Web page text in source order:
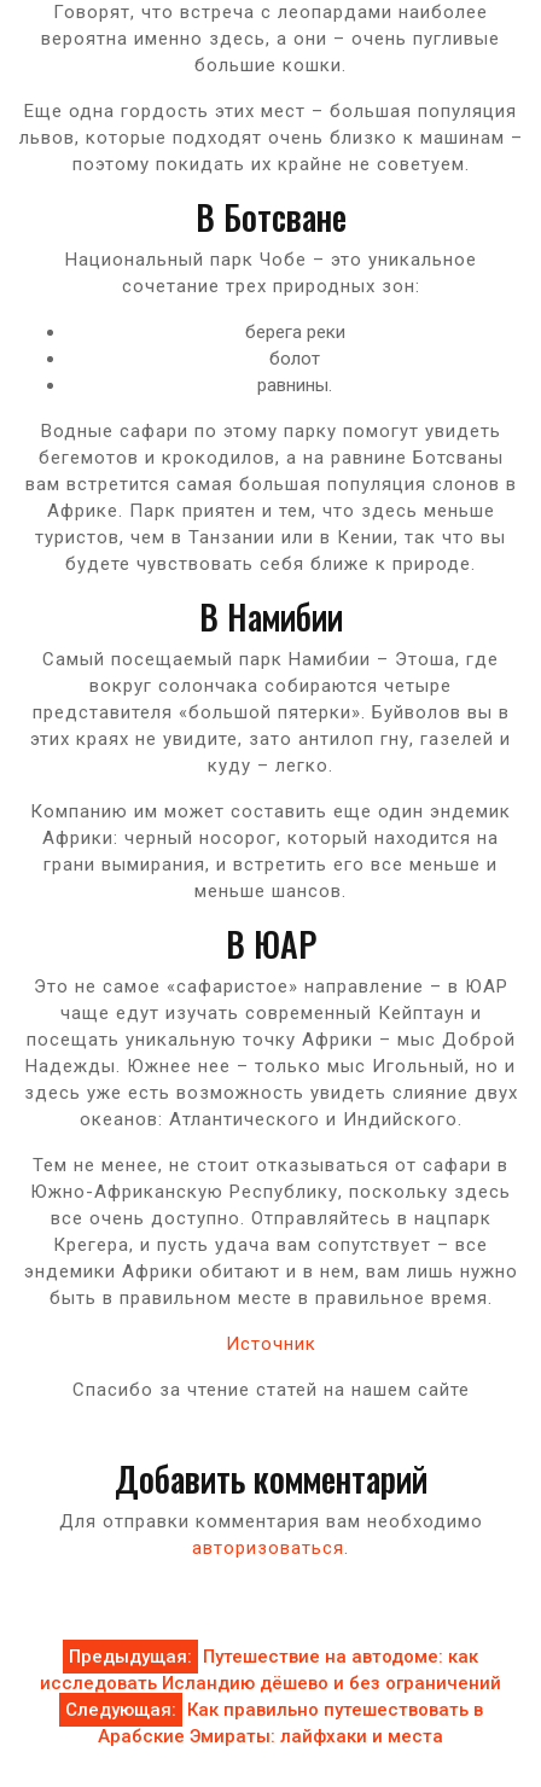
Говорят, что встреча с леопардами наиболее
вероятна именно здесь, а они – очень пугливые
большие кошки.
Еще одна гордость этих мест – большая популяция
львов, которые подходят очень близко к машинам –
поэтому покидать их крайне не советуем.
В Ботсване
Национальный парк Чобе – это уникальное
сочетание трех природных зон:
берега реки
болот
равнины.
Водные сафари по этому парку помогут увидеть
бегемотов и крокодилов, а на равнине Ботсваны
вам встретится самая большая популяция слонов в
Африке. Парк приятен и тем, что здесь меньше
туристов, чем в Танзании или в Кении, так что вы
будете чувствовать себя ближе к природе.
В Намибии
Самый посещаемый парк Намибии – Этоша, где
вокруг солончака собираются четыре
представителя «большой пятерки». Буйволов вы в
этих краях не увидите, зато антилоп гну, газелей и
куду – легко.
Компанию им может составить еще один эндемик
Африки: черный носорог, который находится на
грани вымирания, и встретить его все меньше и
меньше шансов.
В ЮАР
Это не самое «сафаристое» направление – в ЮАР
чаще едут изучать современный Кейптаун и
посещать уникальную точку Африки – мыс Доброй
Надежды. Южнее нее – только мыс Игольный, но и
здесь уже есть возможность увидеть слияние двух
океанов: Атлантического и Индийского.
Тем не менее, не стоит отказываться от сафари в
Южно-Африканскую Республику, поскольку здесь
все очень доступно. Отправляйтесь в нацпарк
Крегера, и пусть удача вам сопутствует – все
эндемики Африки обитают и в нем, вам лишь нужно
быть в правильном месте в правильное время.
Источник
Спасибо за чтение статей на нашем сайте
Добавить комментарий
Для отправки комментария вам необходимо
авторизоваться.
Навигация
записям
Предыдущая:
Путешествие на автодоме: как
исследовать Исландию дёшево и без ограничений
Следующая:
Как правильно путешествовать в
Арабские Эмираты: лайфхаки и места